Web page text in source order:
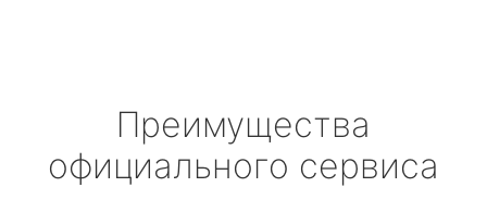
Преимущества
официального сервиса